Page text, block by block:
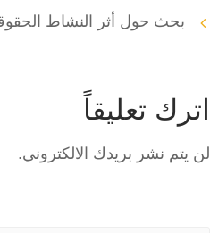
بحث حول أثر النشاط
اترك تعليقاً
لن يتم نشر بريدك الالكتروني.